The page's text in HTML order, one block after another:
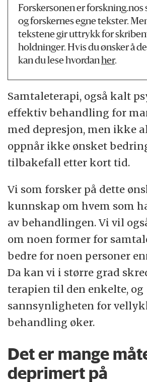
Forskersonen er forskning.nos
og forskernes egne tekster.
tekstene gir uttrykk for
holdninger. Hvis du ønsker å
kan du lese hvordanher.
Samtaleterapi, også kalt
effektiv behandling for
med depresjon, men ikke
oppnår ikke ønsket
tilbakefall etter kort tid.
Vi som forsker på dette
kunnskap om hvem som
av behandlingen. Vi vil
om noen former for
bedre for noen personer
Da kan vi i større grad
terapien til den enkelte, og
sannsynligheten for
behandling øker.
Det er mange
deprimert på